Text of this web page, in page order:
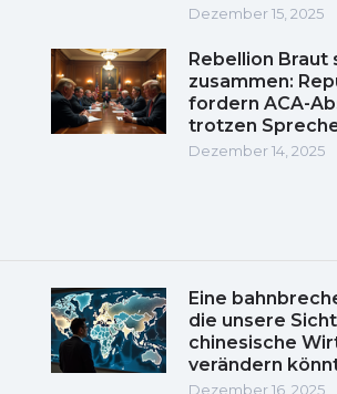
Dezember 15, 2025
Rebellion Braut
zusammen:
fordern ACA-
trotzen
Dezember 14, 2025
Eine
die unsere
chinesische
verändern
Dezember 16, 2025